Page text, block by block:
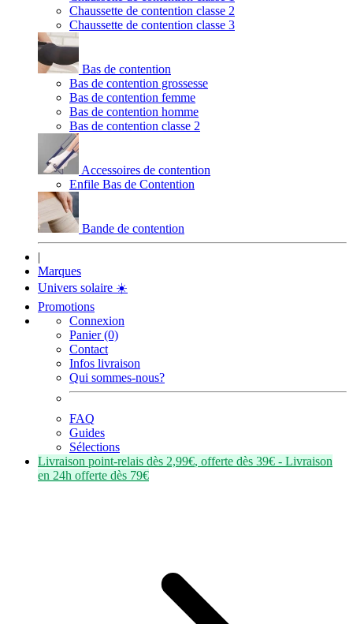
Chaussette de contention classe 2
Chaussette de contention classe 3
Bas de contention
Bas de contention grossesse
Bas de contention femme
Bas de contention homme
Bas de contention classe 2
Accessoires de contention
Enfile Bas de Contention
Bande de contention
|
Marques
Univers solaire ☀️
Promotions
Connexion
Panier (0)
Contact
Infos livraison
Qui sommes-nous?
FAQ
Guides
Sélections
Livraison point-relais dès 2,99€, offerte dès 39€ - Livraison
en 24h offerte dès 79€